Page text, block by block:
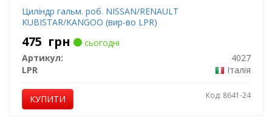
Циліндр гальм. роб. NISSAN/RENAULT
KUBISTAR/KANGOO (вир-во LPR)
475 грн
сьогодні
Артикул:
4027
LPR
Італія
КУПИТИ Код: 8641-24